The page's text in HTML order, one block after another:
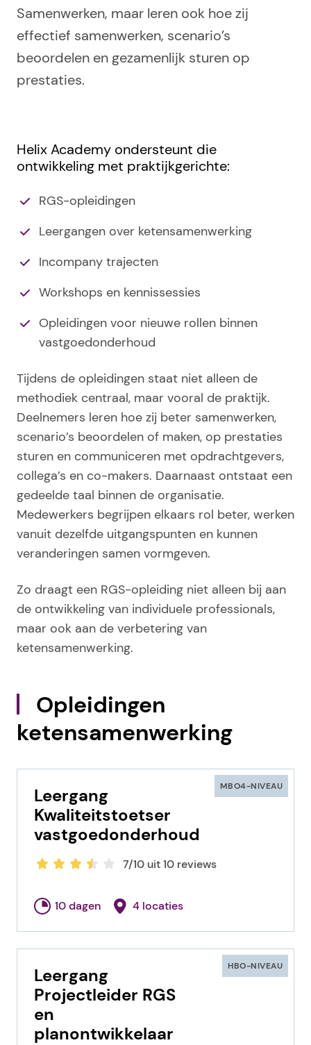
Samenwerken, maar leren ook hoe zij
effectief samenwerken, scenario’s
beoordelen en gezamenlijk sturen op
prestaties.
Helix Academy ondersteunt die
ontwikkeling met praktijkgerichte:
RGS-opleidingen
Leergangen over ketensamenwerking
Incompany trajecten
Workshops en kennissessies
Opleidingen voor nieuwe rollen binnen
vastgoedonderhoud
Tijdens de opleidingen staat niet alleen de
methodiek centraal, maar vooral de praktijk.
Deelnemers leren hoe zij beter samenwerken,
scenario’s beoordelen of maken, op prestaties
sturen en communiceren met opdrachtgevers,
collega’s en co-makers. Daarnaast ontstaat een
gedeelde taal binnen de organisatie.
Medewerkers begrijpen elkaars rol beter, werken
vanuit dezelfde uitgangspunten en kunnen
veranderingen samen vormgeven.
Zo draagt een RGS-opleiding niet alleen bij aan
de ontwikkeling van individuele professionals,
maar ook aan de verbetering van
ketensamenwerking.
Opleidingen
ketensamenwerking
MBO4-NIVEAU
Leergang
Kwaliteitstoetser
vastgoedonderhoud
7/10 uit 10 reviews
10 dagen 4 locaties
HBO-NIVEAU
Leergang
Projectleider RGS
en
planontwikkelaar